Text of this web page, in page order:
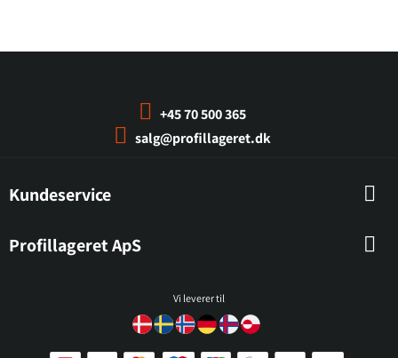
+45 70 500 365
salg@profillageret.dk
Kundeservice
Profillageret ApS
Vi leverer til